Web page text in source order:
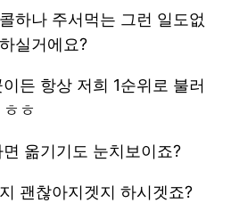
하나 주서먹는 그런 일도없
실거에요?
든 항상 저희 1순위로 불러
ㅎ
옮기기도 눈치보이죠?
괜찮아지겟지 하시겟죠?